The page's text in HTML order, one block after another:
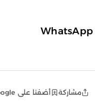
مشاركة أضفنا على Google